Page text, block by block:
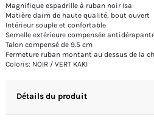
Magnifique espadrille à ruban noir Isa
Matière daim de haute qualité, bout ouvert
Intérieur souple et confortable
Semelle extérieure compensée
Talon compensé de 9.5 cm
Fermeture ruban montant au dessus de la
Coloris: NOIR / VERT KAKI
Détails du produit